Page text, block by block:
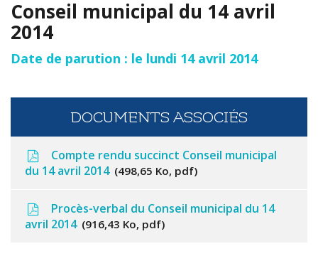
Conseil municipal du 14 avril
2014
Date de parution : le lundi 14 avril 2014
DOCUMENTS ASSOCIÉS
Compte rendu succinct Conseil municipal
du 14 avril 2014 498,65 Ko, pdf
Procès-verbal du Conseil municipal du 14
avril 2014 916,43 Ko, pdf